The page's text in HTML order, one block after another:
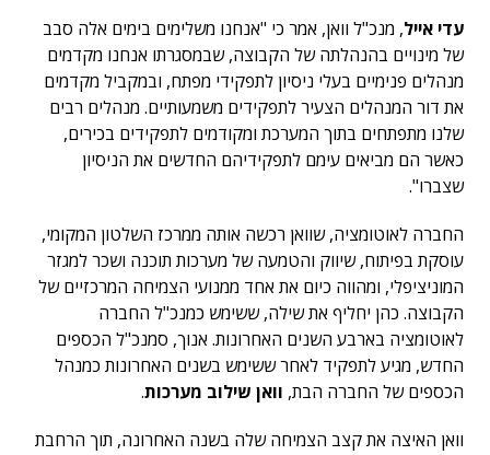
עדי אייל, מנכ"ל וואן, אמר כי "אנחנו משלימים בימים אלה סבב
של מינויים בהנהלתה של הקבוצה, שבמסגרתו אנחנו מקדמים
מנהלים פנימיים בעלי ניסיון לתפקידי מפתח, ובמקביל מקדמים
את דור המנהלים הצעיר לתפקידים משמעותיים. מנהלים רבים
שלנו מתפתחים בתוך המערכת ומקודמים לתפקידים בכירים,
כאשר הם מביאים עימם לתפקידיהם החדשים את הניסיון
שצברו".
החברה לאוטומציה, שוואן רכשה אותה ממרכז השלטון המקומי,
עוסקת בפיתוח, שיווק והטמעה של מערכות תוכנה ושכר למגזר
המוניציפלי, ומהווה כיום את אחד ממנועי הצמיחה המרכזיים של
הקבוצה. כהן יחליף את שילה, ששימש כמנכ"ל החברה
לאוטומציה בארבע השנים האחרונות. אנוך, סמנכ"ל הכספים
החדש, מגיע לתפקיד לאחר ששימש בשנים האחרונות כמנהל
הכספים של החברה הבת, וואן שילוב מערכות.
וואן האיצה את קצב הצמיחה שלה בשנה האחרונה, תוך הרחבת